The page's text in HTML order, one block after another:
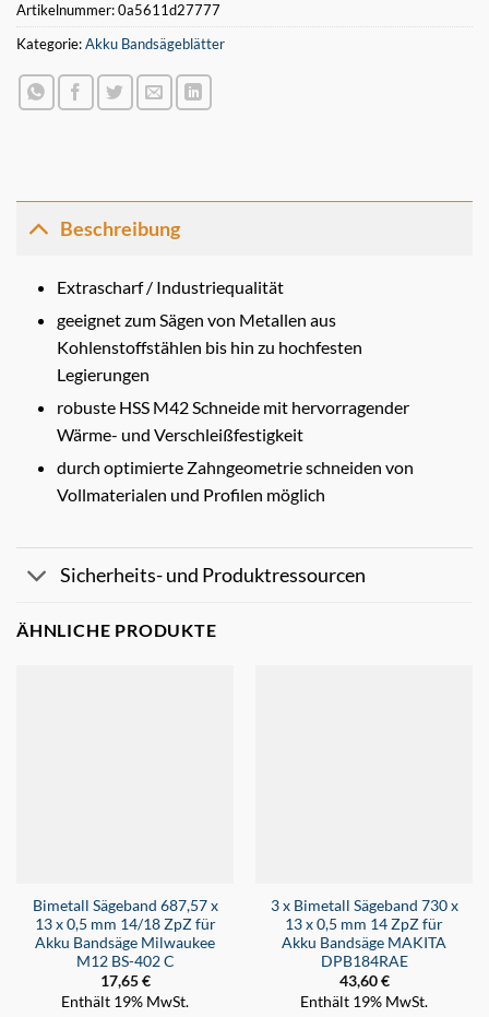
Artikelnummer:0a5611d27777
Kategorie:Akku Bandsägeblätter
Beschreibung
Extrascharf / Industriequalität
geeignet zum Sägen von Metallen aus
Kohlenstoffstählen bis hin zu hochfesten
Legierungen
robuste HSS M42 Schneide mit hervorragender
Wärme- und Verschleißfestigkeit
durch optimierte Zahngeometrie schneiden von
Vollmaterialen und Profilen möglich
Sicherheits- und Produktressourcen
ÄHNLICHE PRODUKTE
Bimetall Sägeband 687,57 x
13 x 0,5 mm 14/18 ZpZ für
Akku Bandsäge Milwaukee
M12 BS-402 C
17,65€
Enthält 19% MwSt.
3 x Bimetall Sägeband 730 x
13 x 0,5 mm 14 ZpZ für
Akku Bandsäge MAKITA
DPB184RAE
43,60€
Enthält 19% MwSt.